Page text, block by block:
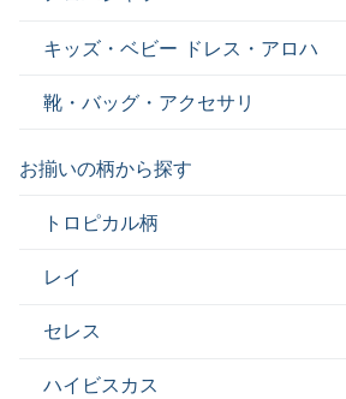
キッズ・ベビー ドレス・アロハ
靴・バッグ・アクセサリ
お揃いの柄から探す
トロピカル柄
レイ
セレス
ハイビスカス